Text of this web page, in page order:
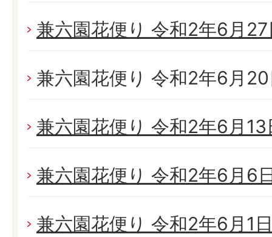
兼六園花便り 令和2年6月
兼六園花便り 令和2年6月
兼六園花便り 令和2年6月
兼六園花便り 令和2年6月6
兼六園花便り 令和2年6月1